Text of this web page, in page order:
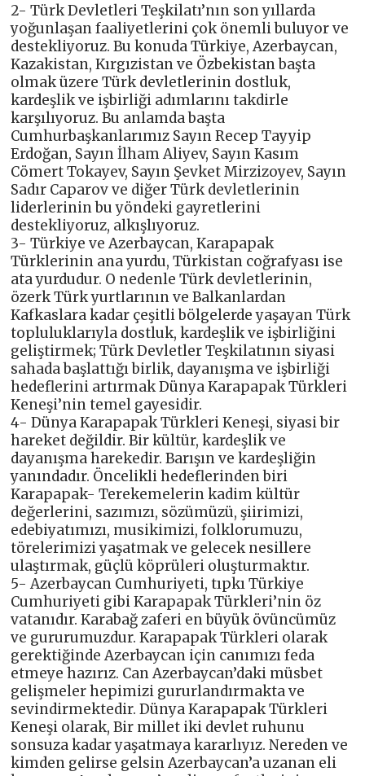
2- Türk Devletleri Teşkilatı’nın son yıllarda
yoğunlaşan faaliyetlerini çok önemli buluyor ve
destekliyoruz. Bu konuda Türkiye, Azerbaycan,
Kazakistan, Kırgızistan ve Özbekistan başta
olmak üzere Türk devletlerinin dostluk,
kardeşlik ve işbirliği adımlarını takdirle
karşılıyoruz. Bu anlamda başta
Cumhurbaşkanlarımız Sayın Recep Tayyip
Erdoğan, Sayın İlham Aliyev, Sayın Kasım
Cömert Tokayev, Sayın Şevket Mirzizoyev, Sayın
Sadır Caparov ve diğer Türk devletlerinin
liderlerinin bu yöndeki gayretlerini
destekliyoruz, alkışlıyoruz.
3- Türkiye ve Azerbaycan, Karapapak
Türklerinin ana yurdu, Türkistan coğrafyası ise
ata yurdudur. O nedenle Türk devletlerinin,
özerk Türk yurtlarının ve Balkanlardan
Kafkaslara kadar çeşitli bölgelerde yaşayan Türk
topluluklarıyla dostluk, kardeşlik ve işbirliğini
geliştirmek; Türk Devletler Teşkilatının siyasi
sahada başlattığı birlik, dayanışma ve işbirliği
hedeflerini artırmak Dünya Karapapak Türkleri
Keneşi’nin temel gayesidir.
4- Dünya Karapapak Türkleri Keneşi, siyasi bir
hareket değildir. Bir kültür, kardeşlik ve
dayanışma harekedir. Barışın ve kardeşliğin
yanındadır. Öncelikli hedeflerinden biri
Karapapak- Terekemelerin kadim kültür
değerlerini, sazımızı, sözümüzü, şiirimizi,
edebiyatımızı, musikimizi, folklorumuzu,
törelerimizi yaşatmak ve gelecek nesillere
ulaştırmak, güçlü köprüleri oluşturmaktır.
5- Azerbaycan Cumhuriyeti, tıpkı Türkiye
Cumhuriyeti gibi Karapapak Türkleri’nin öz
vatanıdır. Karabağ zaferi en büyük övüncümüz
ve gururumuzdur. Karapapak Türkleri olarak
gerektiğinde Azerbaycan için canımızı feda
etmeye hazırız. Can Azerbaycan’daki müsbet
gelişmeler hepimizi gururlandırmakta ve
sevindirmektedir. Dünya Karapapak Türkleri
Keneşi olarak, Bir millet iki devlet ruhunu
sonsuza kadar yaşatmaya kararlıyız. Nereden ve
kimden gelirse gelsin Azerbaycan’a uzanan eli